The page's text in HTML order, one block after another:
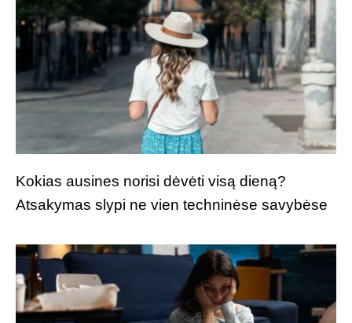
Kokias ausines norisi dėvėti visą dieną?
Atsakymas slypi ne vien techninėse savybėse